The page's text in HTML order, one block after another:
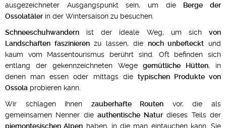
ausgezeichneter Ausgangspunkt sein, um die Berge der
Ossolatäler in der Wintersaison zu besuchen.
Schneeschuhwandern ist der ideale Weg, um sich von
Landschaften faszinierenzu lassen, die noch unbefleckt und
kaum vom Massentourismus berührt sind. Oft befinden sich
entlang der gekennzeichneten Wegegemütliche Hütten, in
denen man essen oder mittags die typischen Produkte von
Ossola probieren kann.
Wir schlagen Ihnen zauberhafte Routen vor, die als
gemeinsamen Nenner dieauthentische Naturdieses Teils der
piemontesischen Alpen haben, in die man eintauchen kann. Sie